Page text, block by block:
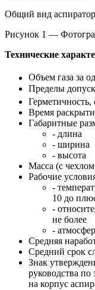
Общий вид
Рисунок 1 —
Технические
Объем газа за
Пределы
Герметичность,
Время
Габаритные
- длина
- ширина
- высота
Масса (с
Рабочие
-
10 до
-
не более
-
Средняя
Средний срок
Знак
руководства
на корпус